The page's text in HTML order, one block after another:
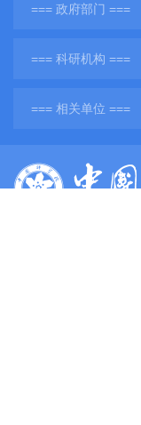
=== 政府部门 ===
=== 科研机构 ===
=== 相关单位 ===